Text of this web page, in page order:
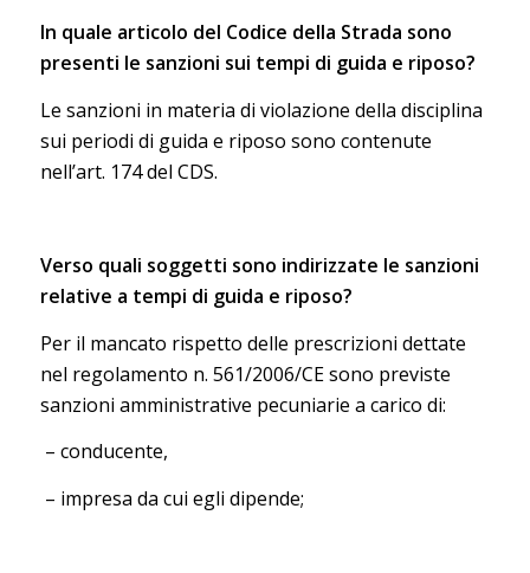
In quale articolo del Codice della Strada sono
presenti le sanzioni sui tempi di guida e riposo?
Le sanzioni in materia di violazione della disciplina
sui periodi di guida e riposo sono contenute
nell’art. 174 del CDS.
Verso quali soggetti sono indirizzate le sanzioni
relative a tempi di guida e riposo?
Per il mancato rispetto delle prescrizioni dettate
nel regolamento n. 561/2006/CE sono previste
sanzioni amministrative pecuniarie a carico di:
– conducente,
– impresa da cui egli dipende;